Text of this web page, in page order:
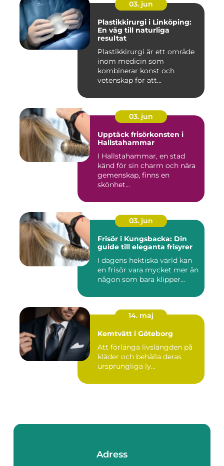
03. jun
Plastikkirurgi i Linköping:
En väg till naturliga
resultat
Plastikkirurgi är ett område
inom medicin som
kombinerar konst och
vetenskap för att...
03. jun
Upptäck frisörkonsten i
Hallstahammar
I Hallstahammar, en stad
känd för sin charm och nära
gemenskap, finns en
skönhet...
03. jun
Frisör i Kungsbacka: Din
guide till eleganta frisyrer
I dagens hektiska värld kan
en frisör vara mycket mer än
någon som bara klipper...
14. maj
Kemtvätt i Göteborg
Att förlänga livslängden på
kläder och behålla deras
ursprungliga ly...
Adress